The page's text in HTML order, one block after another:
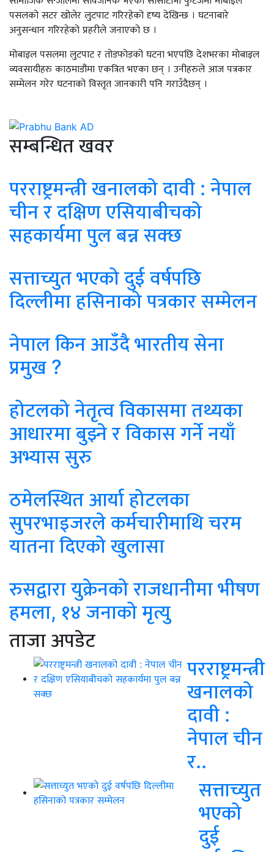
पसलको सटर खोलेर लुटपाट गरिरहेको दृष्य देखिन्छ । घटनाबारे
अनुसन्धान गरिरहेको प्रहरीले जनाएको छ ।
मोबाइल पसलमा लुटपाट र तोडफोडको घटना भएपछि देशभरका मोबाइल
व्यवसायीहरु काठमाडौंमा एकत्रित भएका छन् । उनीहरुले आज पत्रकार
सम्मेलन गरेर घटनाको विस्तृत जानकारी पनि गराउँदैछन् ।
सम्बन्धित खवर
परराष्ट्रमन्त्री खनालको दावी : नेपाल
चीन र दक्षिण एसियाबीचको
सहकार्यमा पुल बन्न सक्छ
सत्ताच्युत भएको दुई वर्षपछि
दिल्लीमा हसिनाको पत्रकार सम्मेलन
नेपाल किन आउँदै भारतीय सेना
प्रमुख ?
होटलको नेतृत्व विकासमा तथ्यका
आधारमा बुझ्ने र विकास गर्ने नयाँ
अभ्यास सुरु
ठमेलस्थित आर्या होटलका
सुपरभाइजरले कर्मचारीमाथि चरम
यातना दिएको खुलासा
रुसद्वारा युक्रेनको राजधानीमा भीषण
हमला, १४ जनाको मृत्यु
ताजा अपडेट
परराष्ट्रमन्त्री
खनालको
दावी :
नेपाल चीन
र..
सत्ताच्युत
भएको
दुई